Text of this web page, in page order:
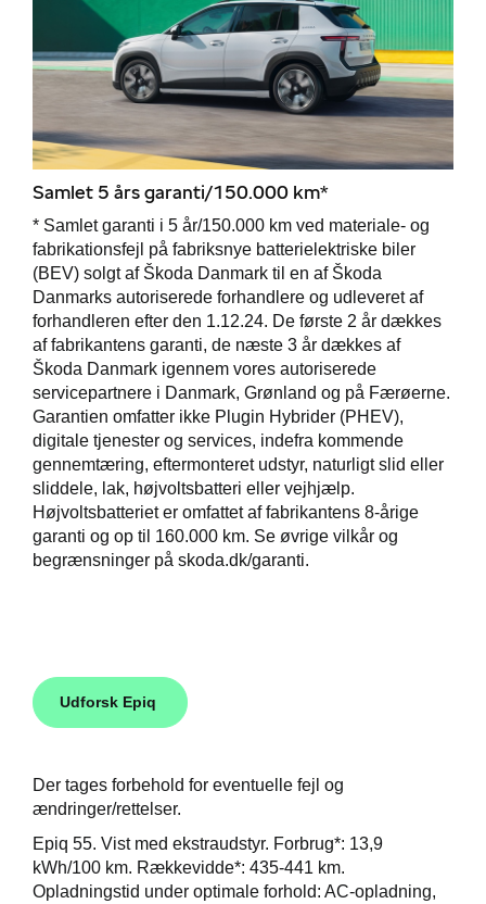
Samlet 5 års garanti/150.000 km*
* Samlet garanti i 5 år/150.000 km ved materiale- og
fabrikationsfejl på fabriksnye batterielektriske biler
(BEV) solgt af Škoda Danmark til en af Škoda
Danmarks autoriserede forhandlere og udleveret af
forhandleren efter den 1.12.24. De første 2 år dækkes
af fabrikantens garanti, de næste 3 år dækkes af
Škoda Danmark igennem vores autoriserede
servicepartnere i Danmark, Grønland og på Færøerne.
Garantien omfatter ikke Plugin Hybrider (PHEV),
digitale tjenester og services, indefra kommende
gennemtæring, eftermonteret udstyr, naturligt slid eller
sliddele, lak, højvoltsbatteri eller vejhjælp.
Højvoltsbatteriet er omfattet af fabrikantens 8-årige
garanti og op til 160.000 km. Se øvrige vilkår og
begrænsninger på skoda.dk/garanti.
Udforsk Epiq
Der tages forbehold for eventuelle fejl og
ændringer/rettelser.
Epiq 55. Vist med ekstraudstyr. Forbrug*: 13,9
kWh/100 km. Rækkevidde*: 435-441 km.
Opladningstid under optimale forhold: AC-opladning,